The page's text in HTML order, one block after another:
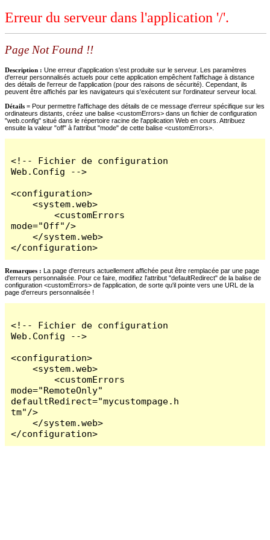
Erreur du serveur dans l'application '/'.
Page Not Found !!
Description : Une erreur d'application s'est produite sur le serveur. Les paramètres
d'erreur personnalisés actuels pour cette application empêchent l'affichage à distance
des détails de l'erreur de l'application (pour des raisons de sécurité). Cependant, ils
peuvent être affichés par les navigateurs qui s'exécutent sur l'ordinateur serveur local.
Détails = Pour permettre l'affichage des détails de ce message d'erreur spécifique sur les
ordinateurs distants, créez une balise <customErrors> dans un fichier de configuration
"web.config" situé dans le répertoire racine de l'application Web en cours. Attribuez
ensuite la valeur "off" à l'attribut "mode" de cette balise <customErrors>.
<!-- Fichier de configuration
Web.Config -->
<configuration>
    <system.web>
        <customErrors
mode="Off"/>
    </system.web>
</configuration>
Remarques : La page d'erreurs actuellement affichée peut être remplacée par une page
d'erreurs personnalisée. Pour ce faire, modifiez l'attribut "defaultRedirect" de la balise de
configuration <customErrors> de l'application, de sorte qu'il pointe vers une URL de la
page d'erreurs personnalisée !
<!-- Fichier de configuration
Web.Config -->
<configuration>
    <system.web>
        <customErrors
mode="RemoteOnly"
defaultRedirect="mycustompage.h
tm"/>
    </system.web>
</configuration>